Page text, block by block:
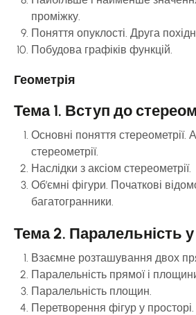
проміжку.
Поняття опуклості. Друга
Побудова графіків функцій.
Геометрія
Тема 1. Вступ до
Основні поняття стереометрії.
стереометрії.
Наслідки з аксіом стереометрії.
Об’ємні фігури. Початкові
багатогранники.
Тема 2. Паралельність у
Взаємне розташування двох
Паралельність прямої і
Паралельність площин.
Перетворення фігур у